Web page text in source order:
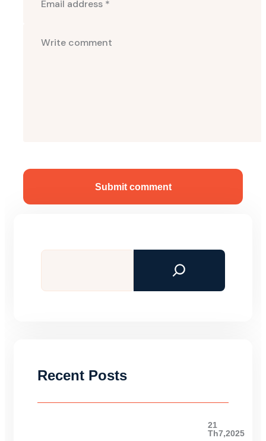
Submit comment
Tìm
Recent Posts
21
Th7,2025